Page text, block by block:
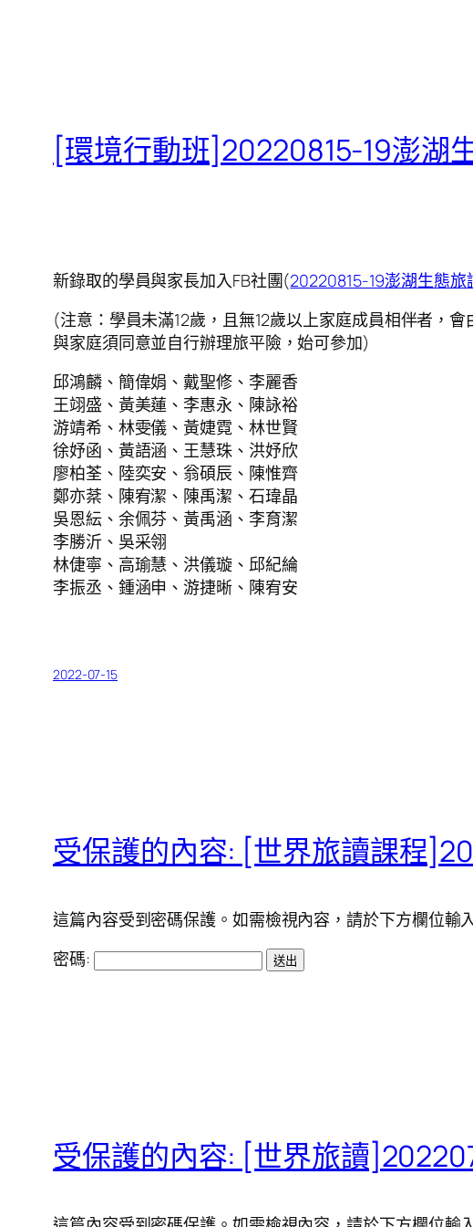
[環境行動班]20220815-19澎湖
新錄取的學員與家長加入FB社團(20220815-19澎湖生態旅
(注意：學員未滿12歲，且無12歲以上家庭成員相伴者，
與家庭須同意並自行辦理旅平險，始可參加)
邱鴻麟、簡偉娟、戴聖修、李麗香
王翊盛、黃美蓮、李惠永、陳詠裕
游靖希、林雯儀、黃婕霓、林世賢
徐妤函、黃語涵、王慧珠、洪妤欣
廖柏荃、陸奕安、翁碩辰、陳惟齊
鄭亦棻、陳宥潔、陳禹潔、石瑋晶
吳恩紜、余佩芬、黃禹涵、李育潔
李勝沂、吳采翎
林倢寧、高瑜慧、洪儀璇、邱紀綸
李振丞、鍾涵申、游捷晰、陳宥安
2022-07-15
受保護的內容: [世界旅讀課程
這篇內容受到密碼保護。如需檢視內容，請於下方欄位輸
密碼:
受保護的內容: [世界旅讀